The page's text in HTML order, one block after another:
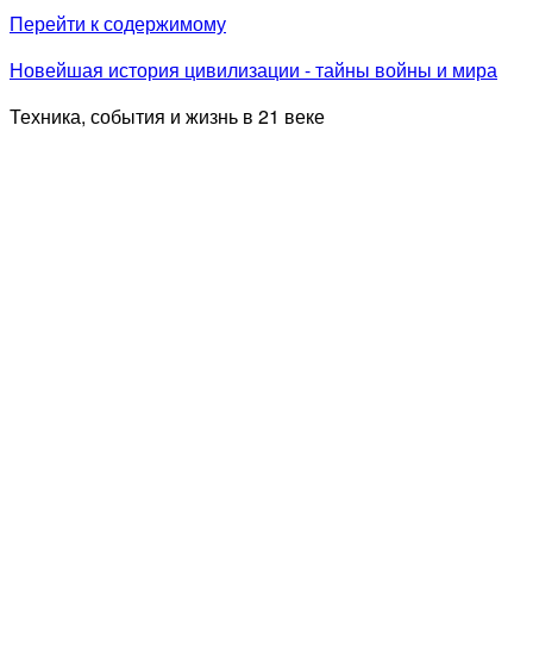
Перейти к содержимому
Новейшая история цивилизации - тайны войны и мира
Техника, события и жизнь в 21 веке